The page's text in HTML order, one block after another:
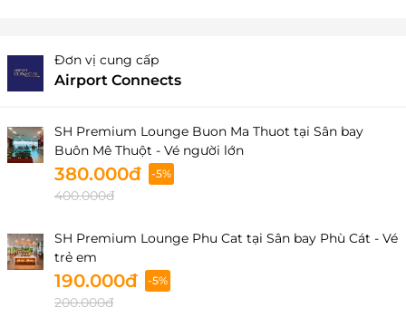
Đơn vị cung cấp
Airport Connects
SH Premium Lounge Buon Ma Thuot tại Sân bay
Buôn Mê Thuột - Vé người lớn
380.000đ -5%
400.000đ
SH Premium Lounge Phu Cat tại Sân bay Phù Cát - Vé
trẻ em
190.000đ -5%
200.000đ